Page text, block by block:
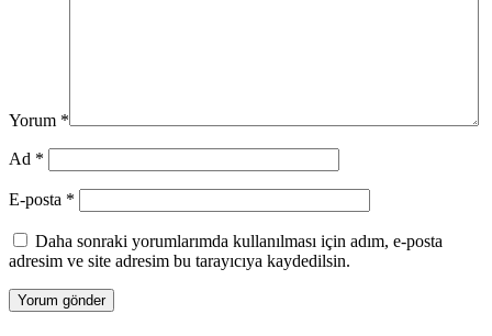
Yorum *
Ad *
E-posta *
Daha sonraki yorumlarımda kullanılması için adım, e-posta
adresim ve site adresim bu tarayıcıya kaydedilsin.